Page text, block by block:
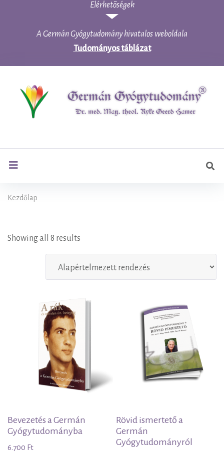
A Germán Gyógytudomány hivatalos weboldala
Tudományos táblázat
Kezdőlap
Könyv
Showing all 8 results
Bevezetés a Germán
Gyógytudományba
6.700 Ft
Rövid ismertető a
Germán
Gyógytudományról
Elérhetõségek